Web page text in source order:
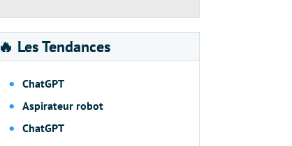
🔥 Les Tendances
ChatGPT
Aspirateur robot
ChatGPT